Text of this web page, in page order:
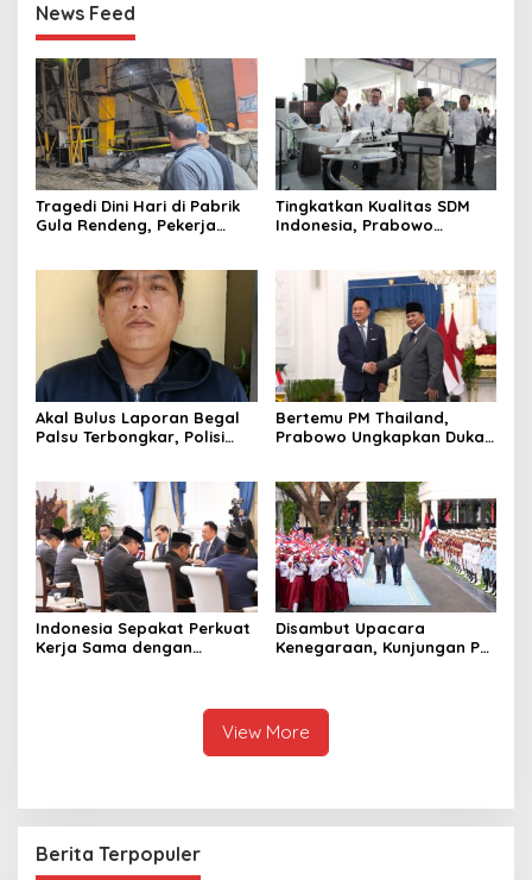
News Feed
Tragedi Dini Hari di Pabrik
Gula Rendeng, Pekerja
Tingkatkan Kualitas SDM
Indonesia, Prabowo
Terbaik Dunia
Akal Bulus Laporan Begal
Palsu Terbongkar, Polisi
Bertemu PM Thailand,
Prabowo Ungkapkan Duka
Raja Thailand
Indonesia Sepakat Perkuat
Kerja Sama dengan
Disambut Upacara
Kenegaraan, Kunjungan PM
Thailand
View More
Berita Terpopuler